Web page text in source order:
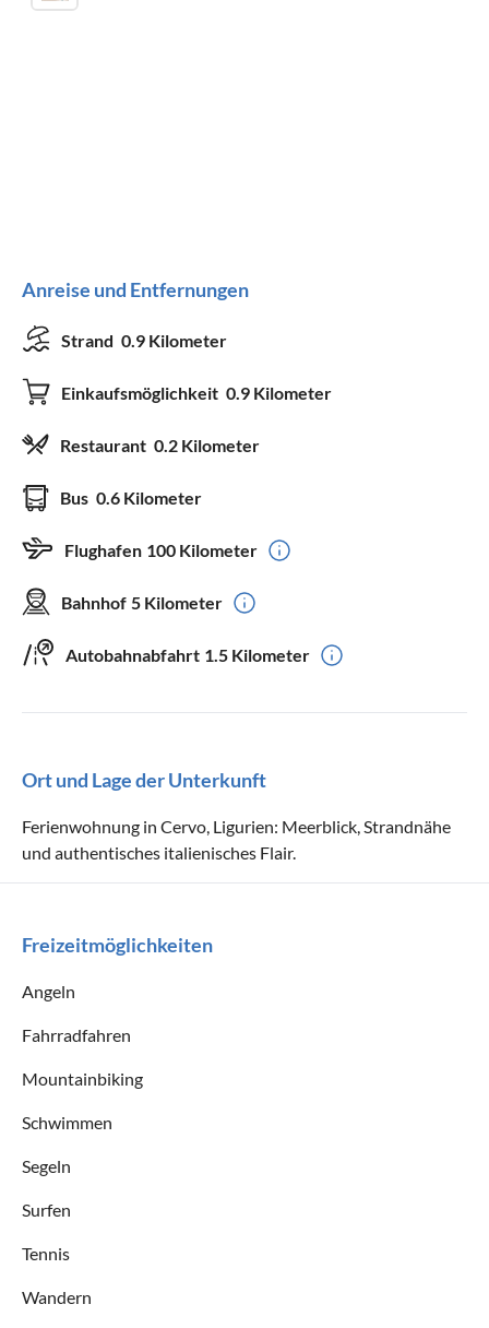
Anreise und Entfernungen
Strand 0.9 Kilometer
Einkaufsmöglichkeit 0.9 Kilometer
Restaurant 0.2 Kilometer
Bus 0.6 Kilometer
Flughafen 100 Kilometer
Bahnhof 5 Kilometer
Autobahnabfahrt 1.5 Kilometer
Ort und Lage der Unterkunft
Ferienwohnung in Cervo, Ligurien: Meerblick, Strandnähe
und authentisches italienisches Flair.
Freizeitmöglichkeiten
Angeln
Fahrradfahren
Mountainbiking
Schwimmen
Segeln
Surfen
Tennis
Wandern